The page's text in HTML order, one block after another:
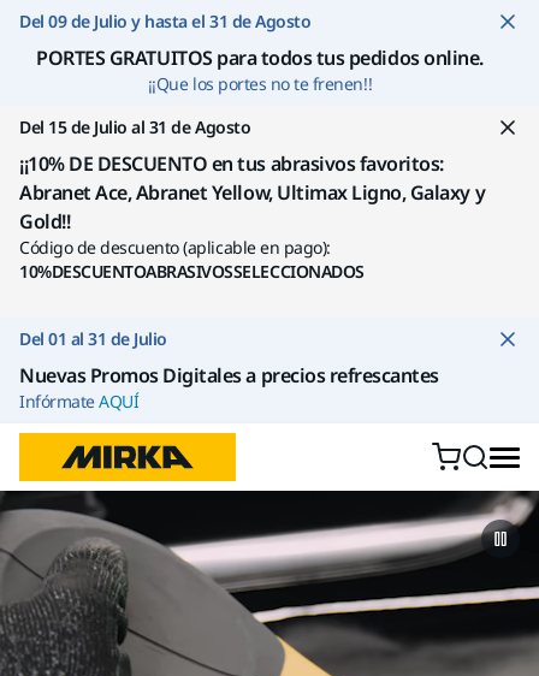
Ir a contenido
Del 09 de Julio y hasta el 31 de Agosto
PORTES GRATUITOS para todos tus pedidos online.
¡¡Que los portes no te frenen!!
Del 15 de Julio al 31 de Agosto
¡¡10% DE DESCUENTO en tus abrasivos favoritos:
Abranet Ace, Abranet Yellow, Ultimax Ligno, Galaxy y
Gold!!
Código de descuento (aplicable en pago):
10%DESCUENTOABRASIVOSSELECCIONADOS
Del 01 al 31 de Julio
Nuevas Promos Digitales a precios refrescantes
InfórmateAQUÍ